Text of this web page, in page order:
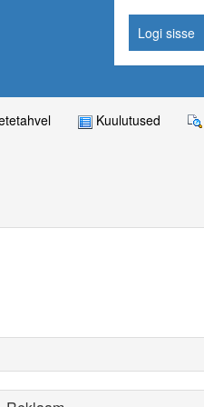
Logi sisse
Kuulutused